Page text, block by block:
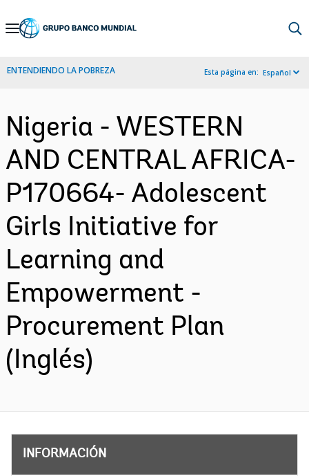
Skip
Navigation
ENTENDIENDO LA POBREZA Esta página en: Español
Nigeria - WESTERN
AND CENTRAL AFRICA-
P170664- Adolescent
Girls Initiative for
Learning and
Empowerment -
Procurement Plan
(Inglés)
INFORMACIÓN